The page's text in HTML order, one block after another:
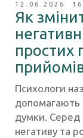
12.06.2026
Як
простих
Психологи
допомагають
думки. Серед
негативу та